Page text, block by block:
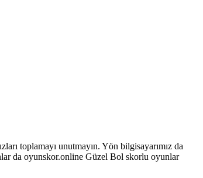
toplamayı unutmayın. Yön bilgisayarımız da
da oyunskor.online Güzel Bol skorlu oyunlar